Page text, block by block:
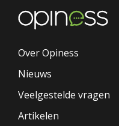
Over Opiness
Nieuws
Veelgestelde vragen
Artikelen